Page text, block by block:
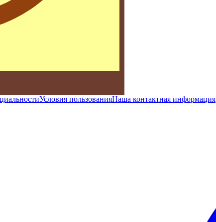
Условия пользованияНаша контактная информация